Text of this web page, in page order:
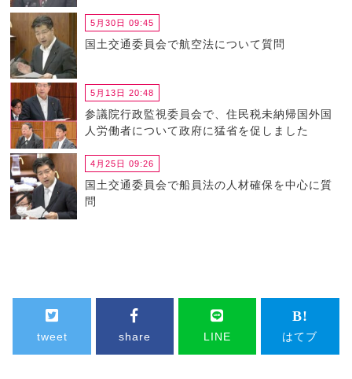
5月30日 09:45
国土交通委員会で航空法について質問
5月13日 20:48
参議院行政監視委員会で、住民税未納帰国外国
人労働者について政府に猛省を促しました
4月25日 09:26
国土交通委員会で船員法の人材確保を中心に質
問
tweet share LINE はてブ